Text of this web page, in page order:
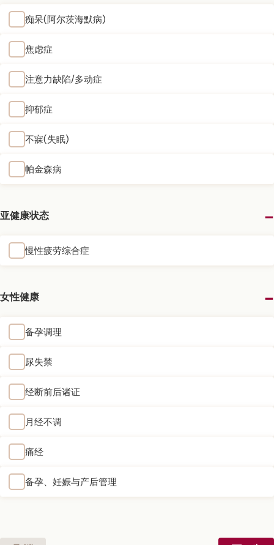
痴呆(阿尔茨海默病)
焦虑症
注意力缺陷/多动症
抑郁症
不寐(失眠)
帕金森病
亚健康状态
慢性疲劳综合症
女性健康
备孕调理
尿失禁
经断前后诸证
月经不调
痛经
备孕、妊娠与产后管理